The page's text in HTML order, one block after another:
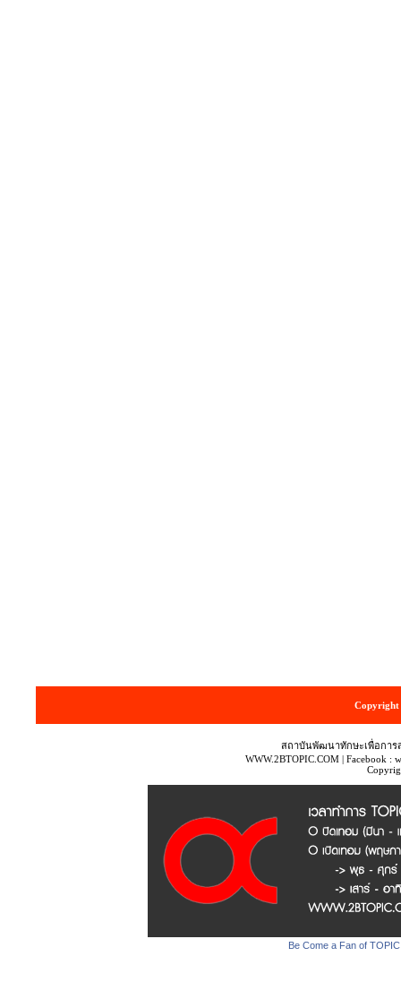
Copyright
สถาบันพัฒนาทักษะเพื่อการ
WWW.2BTOPIC.COM | Facebook :
Be Come a Fan of